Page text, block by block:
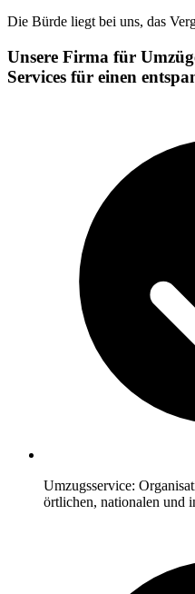
Die Bürde liegt bei uns, das
Unsere Firma für
Services für einen
Umzugsservice:
örtlichen, nationalen und